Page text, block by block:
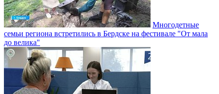
Многодетные
семьи региона встретились в Бердске на фестивале "От мала
до велика"